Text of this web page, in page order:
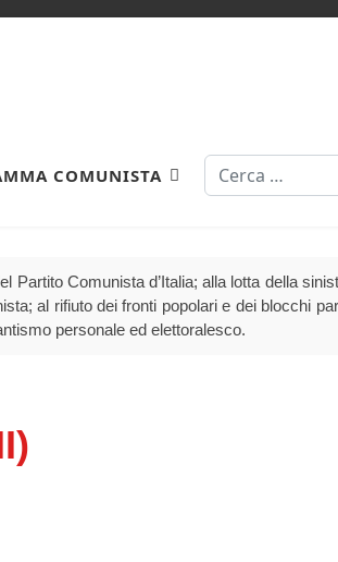
COMUNISTA Cerca
Partito Comunista d’Italia; alla lotta della
al rifiuto dei fronti popolari e dei blocchi
personale ed elettoralesco.